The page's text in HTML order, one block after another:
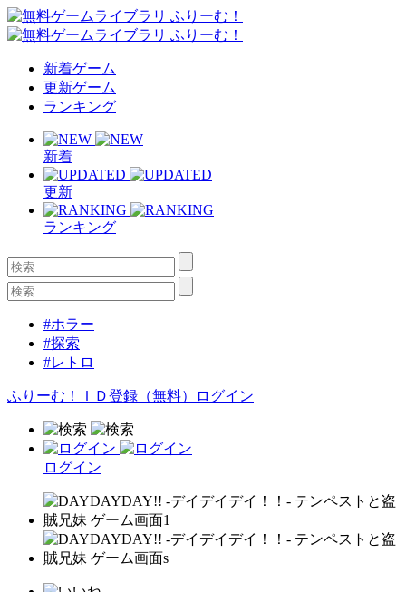
新着ゲーム
更新ゲーム
ランキング
新着
更新
ランキング
#ホラー
#探索
#レトロ
ふりーむ！ＩＤ登録（無料） ログイン
ログイン